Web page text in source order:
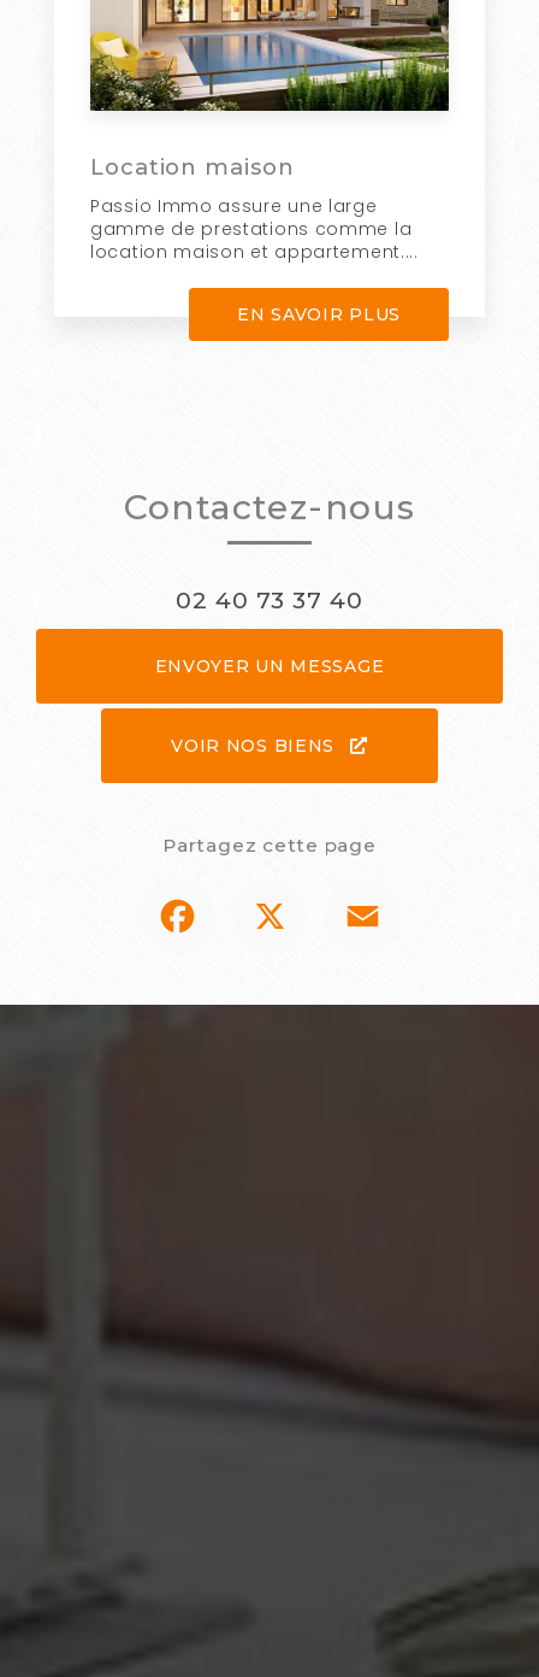
Location maison
Passio Immo assure une large
gamme de prestations comme la
location maison et appartement....
EN SAVOIR PLUS
Contactez-nous
02 40 73 37 40
ENVOYER UN MESSAGE
VOIR NOS BIENS
Partagez cette page